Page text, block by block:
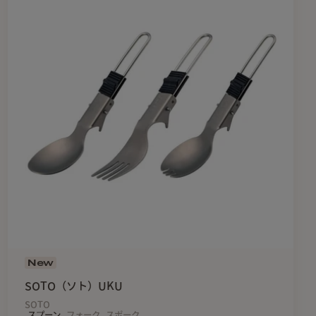
レンジ、オーブン、食器洗浄機等で使用しないでくださ
でください。亀裂が生じる場合があります。
浄は、塗膜が劣化しますので、使用しないでください。
った場合は、使用せずに、状態によっては修理可能ですの
、劣化の原因となりますので避けてください。使用後は柔
布等で水気を拭き取ってください。
変色の原因となりますので、ご注意ください。
いが残る場合がございますが、使用するうちに無くなりま
ら、体質によってごくまれに、皮膚の弱い部分が「漆かぶ
かぶれがひどくなりそうな場合は、専門医にご相談くださ
方をしないようにご注意ください。
受けにくい場所で保管してください。
New
SOTO（ソト）UKU
SOTO